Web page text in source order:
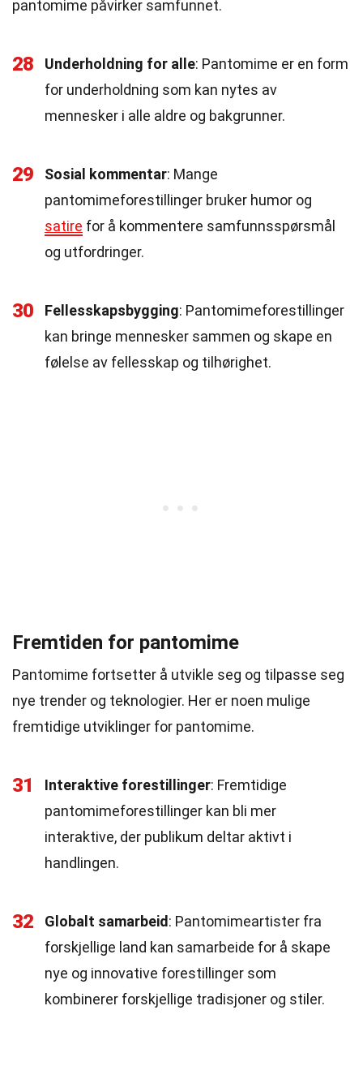
pantomime påvirker samfunnet.
28 Underholdning for alle: Pantomime er en form
for underholdning som kan nytes av
mennesker i alle aldre og bakgrunner.
29 Sosial kommentar: Mange
pantomimeforestillinger bruker humor og
satire for å kommentere samfunnsspørsmål
og utfordringer.
30 Fellesskapsbygging: Pantomimeforestillinger
kan bringe mennesker sammen og skape en
følelse av fellesskap og tilhørighet.
Fremtiden for pantomime
Pantomime fortsetter å utvikle seg og tilpasse seg
nye trender og teknologier. Her er noen mulige
fremtidige utviklinger for pantomime.
31 Interaktive forestillinger: Fremtidige
pantomimeforestillinger kan bli mer
interaktive, der publikum deltar aktivt i
handlingen.
32 Globalt samarbeid : Pantomimeartister fra
forskjellige land kan samarbeide for å skape
nye og innovative forestillinger som
kombinerer forskjellige tradisjoner og stiler.